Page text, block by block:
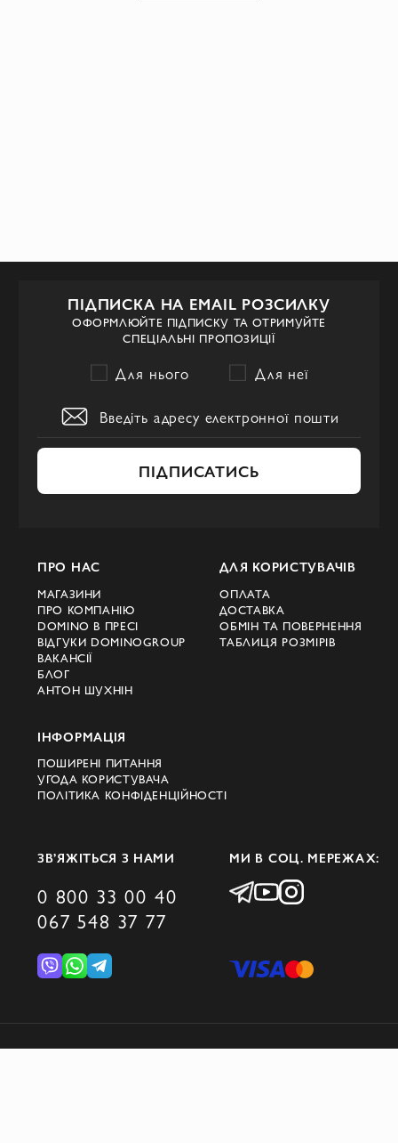
ПІДПИСКА НА EMAIL РОЗСИЛКУ
ОФОРМЛЮЙТЕ ПІДПИСКУ ТА ОТРИМУЙТЕ
СПЕЦІАЛЬНІ ПРОПОЗИЦІЇ
Для нього Для неї
ПІДПИСАТИСЬ
ПРО НАС
МАГАЗИНИ
ПРО КОМПАНІЮ
DOMINO В ПРЕСІ
ВІДГУКИ DOMINOGROUP
ВАКАНСІЇ
БЛОГ
АНТОН ШУХНІН
ДЛЯ КОРИСТУВАЧІВ
ОПЛАТА
ДОСТАВКА
ОБМІН ТА ПОВЕРНЕННЯ
ТАБЛИЦЯ РОЗМІРІВ
ІНФОРМАЦІЯ
ПОШИРЕНІ ПИТАННЯ
УГОДА КОРИСТУВАЧА
ПОЛІТИКА КОНФІДЕНЦІЙНОСТІ
ЗВ’ЯЖІТЬСЯ З НАМИ
0 800 33 00 40
067 548 37 77
МИ В СОЦ. МЕРЕЖАХ:
© 2026 DOMINO GROUP